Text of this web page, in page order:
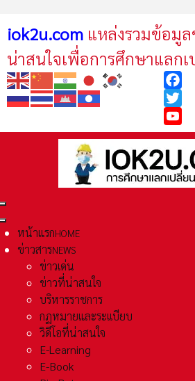
iok2u.com แหล่งรวมข้อมูล
น่าสนใจเพื่อการศึกษาแลก
Twitter
หน้าแรกHOME
ข่าวสารNEWS
ข่าวเด่น
ข่าวที่น่าสนใจ
บริหารราชการ
กฏหมายและระเเบียบ
วิดีโอที่น่าสนใจ
E-Learning
E-Book